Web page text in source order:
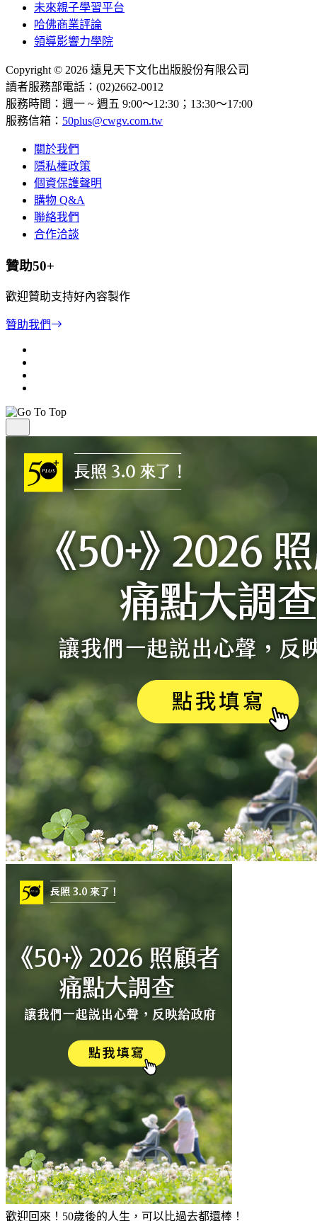
未來親子學習平台
哈佛商業評論
領導影響力學院
Copyright © 2026 遠見天下文化出版股份有限公司
讀者服務部電話：(02)2662-0012
服務時間：週一 ~ 週五 9:00～12:30；13:30～17:00
服務信箱： 50plus@cwgv.com.tw
關於我們
隱私權政策
個資保護聲明
購物 Q&A
聯絡我們
合作洽談
贊助50+
歡迎贊助支持好內容製作
贊助我們
歡迎回來！50歲後的人生，可以比過去都還棒！